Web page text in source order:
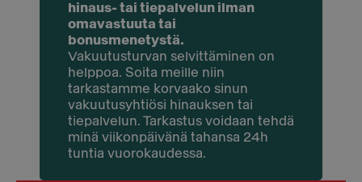
hinaus- tai tiepalvelun ilman
omavastuuta tai
bonusmenetystä.
Vakuutusturvan selvittäminen on
helppoa. Soita meille niin
tarkastamme korvaako sinun
vakuutusyhtiösi hinauksen tai
tiepalvelun. Tarkastus voidaan tehdä
minä viikonpäivänä tahansa 24h
tuntia vuorokaudessa.